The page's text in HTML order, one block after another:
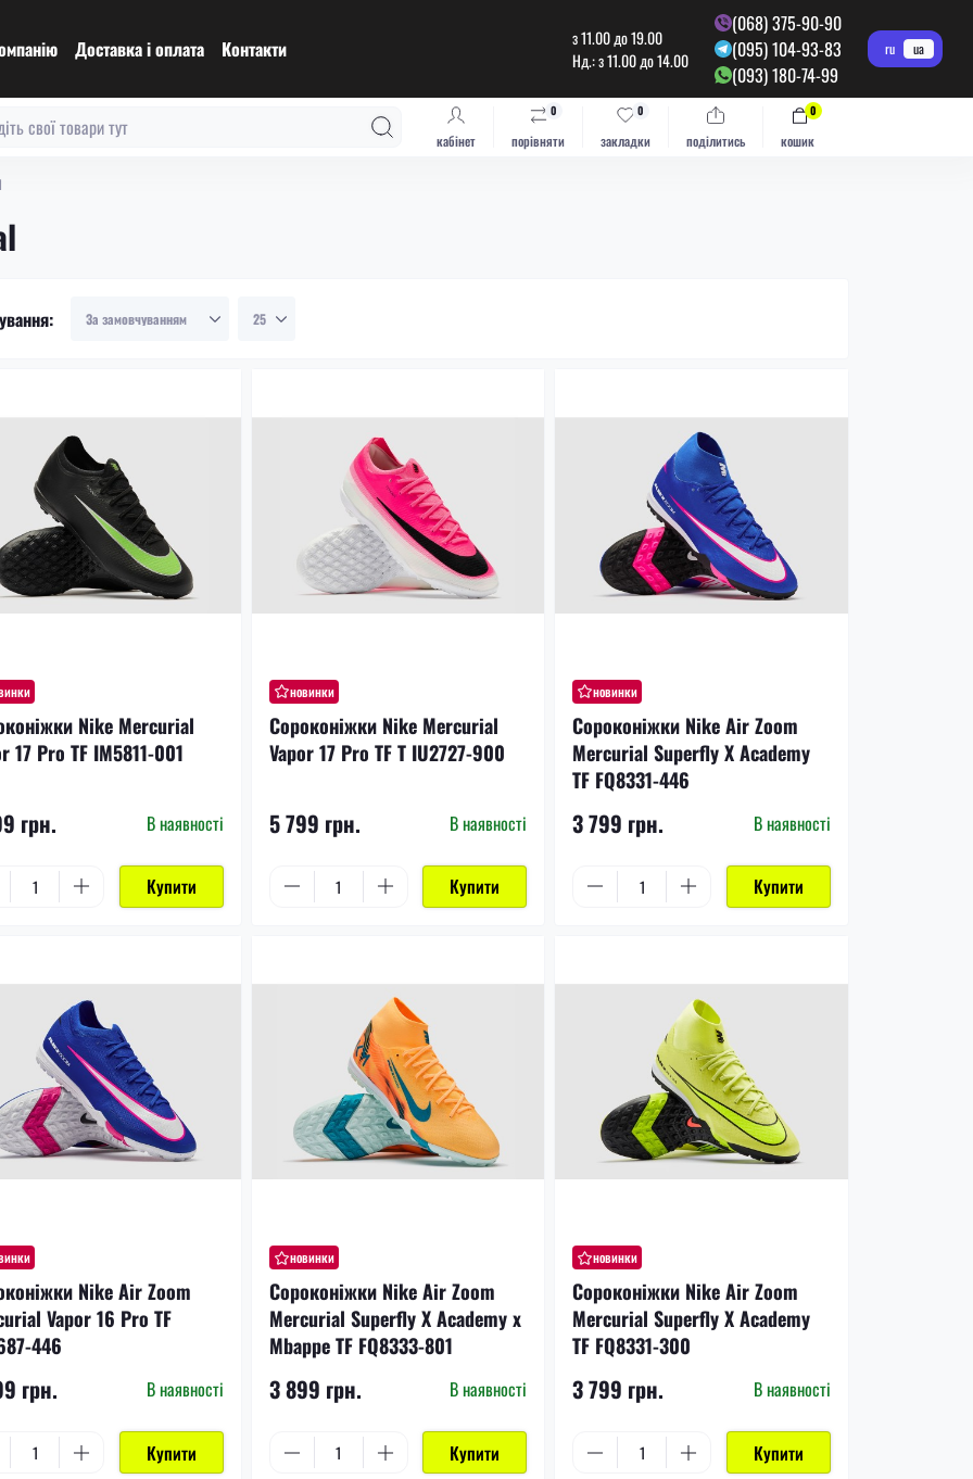
Доставка і оплата Контакти
з 11.00 до 19.00
Нд.: з 11.00 до 14.00
(068) 375-90-90
(095) 104-93-83
(093) 180-74-99
ru ua
кабінет порівняти
0
закладки
0
поділитись кошик
0
Nike Mercurial
17 Pro TF IM5811-001
грн. В наявності
Купити
новинки
Сороконіжки Nike Mercurial
Vapor 17 Pro TF T IU2727-900
5 799 грн. В наявності
Купити
новинки
Сороконіжки Nike Air Zoom
Mercurial Superfly X Academy
TF FQ8331-446
3 799 грн. В наявності
Купити
Nike Air Zoom
Vapor 16 Pro TF
446
грн. В наявності
Купити
новинки
Сороконіжки Nike Air Zoom
Mercurial Superfly X Academy x
Mbappe TF FQ8333-801
3 899 грн. В наявності
Купити
новинки
Сороконіжки Nike Air Zoom
Mercurial Superfly X Academy
TF FQ8331-300
3 799 грн. В наявності
Купити